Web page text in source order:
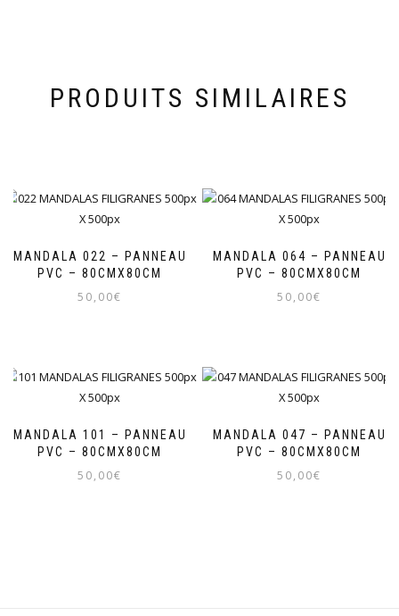
PRODUITS SIMILAIRES
MANDALA 022 – PANNEAU
PVC – 80CMX80CM
50,00€
MANDALA 064 – PANNEAU
PVC – 80CMX80CM
50,00€
MANDALA 101 – PANNEAU
PVC – 80CMX80CM
50,00€
MANDALA 047 – PANNEAU
PVC – 80CMX80CM
50,00€